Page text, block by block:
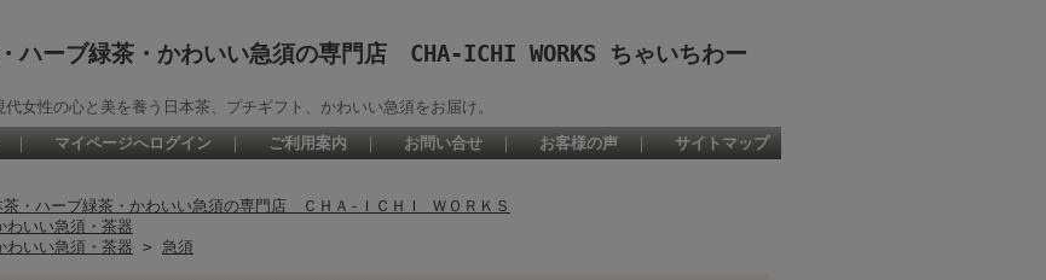
ハーブ緑茶・かわいい急須の専門店 CHA-ICHI WORKS ちゃいちわー
代女性の心と美を養う日本茶、プチギフト、かわいい急須をお届け。
マイページへログイン ご利用案内 お問い合せ お客様の声 サイトマップ
茶・ハーブ緑茶・かわいい急須の専門店 ＣＨＡ-ＩＣＨＩ ＷＯＲＫＳ
わいい急須・茶器
わいい急須・茶器 > 急須